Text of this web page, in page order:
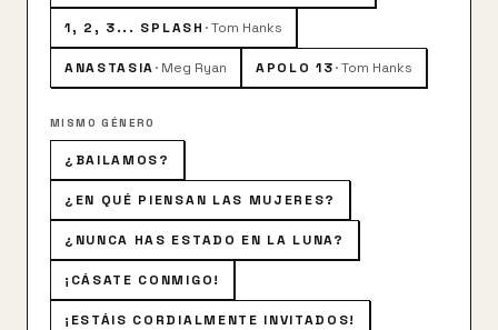
1, 2, 3... SPLASH ·Tom Hanks
ANASTASIA· Meg Ryan APOLO 13·Tom Hanks
MISMO GÉNERO
¿BAILAMOS?
¿EN QUÉ PIENSAN LAS MUJERES?
¿NUNCA HAS ESTADO EN LA LUNA?
¡CÁSATE CONMIGO!
¡ESTÁIS CORDIALMENTE INVITADOS!